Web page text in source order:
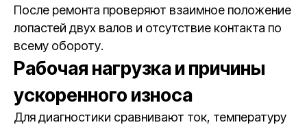
После ремонта проверяют взаимное положение
лопастей двух валов и отсутствие контакта по
всему обороту.
Рабочая нагрузка и причины
ускоренного износа
Для диагностики сравнивают ток, температуру